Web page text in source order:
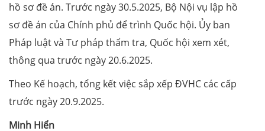
hồ sơ đề án. Trước ngày 30.5.2025, Bộ Nội vụ lập hồ
sơ đề án của Chính phủ để trình Quốc hội. Ủy ban
Pháp luật và Tư pháp thẩm tra, Quốc hội xem xét,
thông qua trước ngày 20.6.2025.
Theo Kế hoạch, tổng kết việc sắp xếp ĐVHC các cấp
trước ngày 20.9.2025.
Minh Hiển